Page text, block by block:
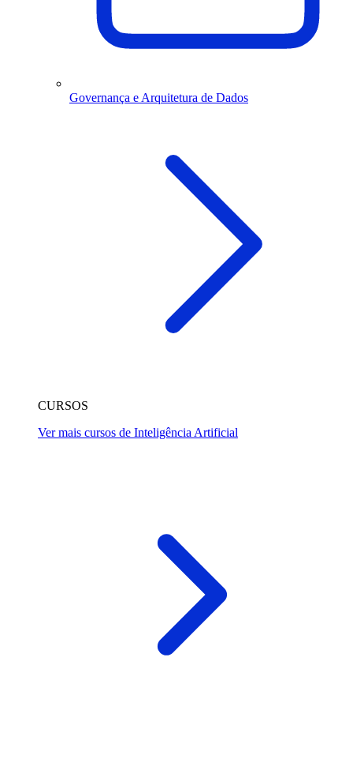
Governança e Arquitetura de Dados
CURSOS
Ver mais cursos de Inteligência Artificial